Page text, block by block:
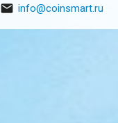
 info@coinsmart.ru